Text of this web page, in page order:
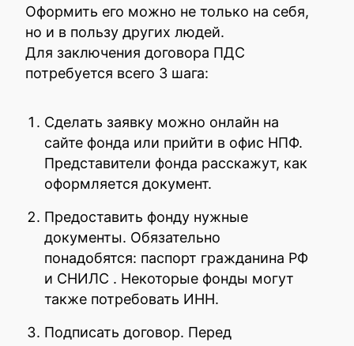
Оформить его можно не только на себя,
но и в пользу других людей.
Для заключения договора ПДС
потребуется всего 3 шага:
Сделать заявку можно онлайн на
сайте фонда или прийти в офис НПФ.
Представители фонда расскажут, как
оформляется документ.
Предоставить фонду нужные
документы. Обязательно
понадобятся: паспорт гражданина РФ
и СНИЛС . Некоторые фонды могут
также потребовать ИНН.
Подписать договор. Перед